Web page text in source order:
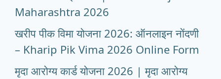
Maharashtra 2026
खरीप पीक विमा योजना 2026: ऑनलाइन नोंदणी
– Kharip Pik Vima 2026 Online Form
मृदा आरोग्य कार्ड योजना 2026 | मृदा आरोग्य